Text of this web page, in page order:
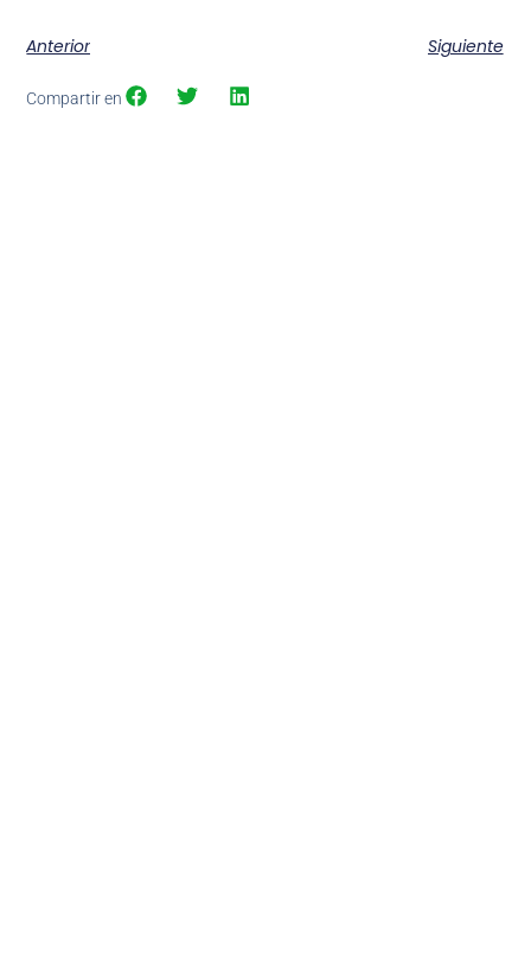
Anterior Siguiente
Compartir en